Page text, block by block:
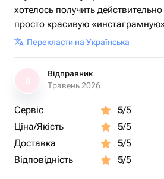
хотелось получить
просто красивую
Перекласти на Українська
Відправник
Травень 2026
Сервіс 5/5
Ціна/Якість
5/5
Доставка
5/5
Відповідність
5/5